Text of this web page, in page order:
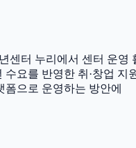
센터 누리에서 센터 운영
요를 반영한 취·창업 지
으로 운영하는 방안에